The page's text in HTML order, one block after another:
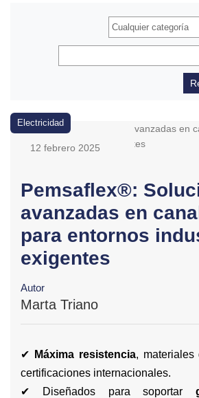
Electricidad
12 febrero 2025
Pemsaflex®:
avanzadas en
para entornos
exigentes
Autor
Marta Triano
✔ Máxima resistencia,
certificaciones internacionales.
✔ Diseñados para soportar